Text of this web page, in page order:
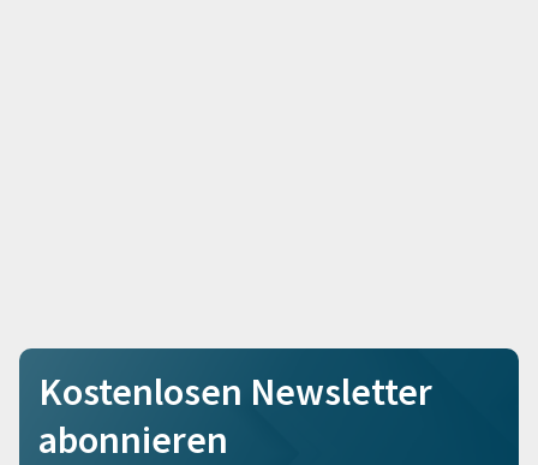
Kostenlosen Newsletter
abonnieren